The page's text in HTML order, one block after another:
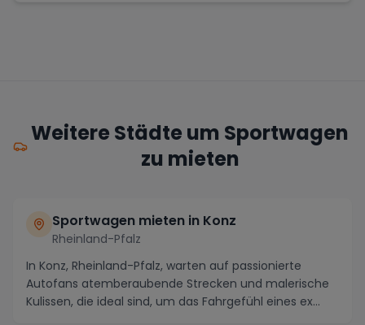
Weitere Städte um Sportwagen
zu mieten
Sportwagen mieten in Konz
Rheinland-Pfalz
In Konz, Rheinland-Pfalz, warten auf passionierte
Autofans atemberaubende Strecken und malerische
Kulissen, die ideal sind, um das Fahrgefühl eines ex...